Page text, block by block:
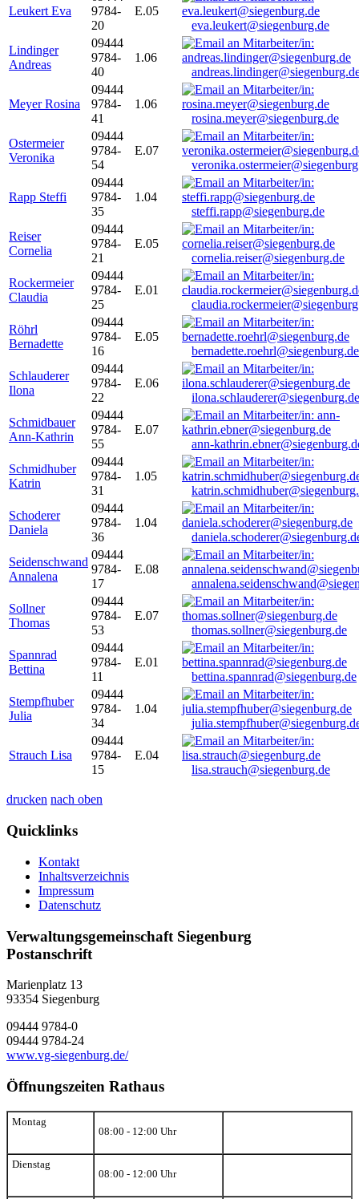
Leukert Eva
9784-
20
E.05
eva.leukert@siegenburg.de
Lindinger
Andreas
09444
9784-
40
1.06
Meyer Rosina
09444
9784-
41
1.06
rosina.meyer@siegenburg.de
Ostermeier
Veronika
09444
9784-
54
E.07
Rapp Steffi
09444
9784-
35
1.04
steffi.rapp@siegenburg.de
Reiser
Cornelia
09444
9784-
21
E.05
cornelia.reiser@siegenburg.de
Rockermeier
Claudia
09444
9784-
25
E.01
Röhrl
Bernadette
09444
9784-
16
E.05
bernadette.roehrl@siegenburg.de
Schlauderer
Ilona
09444
9784-
22
E.06
ilona.schlauderer@siegenburg.de
Schmidbauer
Ann-Kathrin
09444
9784-
55
E.07
ann-
Schmidhuber
Katrin
09444
9784-
31
1.05
Schoderer
Daniela
09444
9784-
36
1.04
Seidenschwand
Annalena
09444
9784-
17
E.08
Sollner
Thomas
09444
9784-
53
E.07
thomas.sollner@siegenburg.de
Spannrad
Bettina
09444
9784-
11
E.01
bettina.spannrad@siegenburg.de
Stempfhuber
Julia
09444
9784-
34
1.04
Strauch Lisa
09444
9784-
15
E.04
lisa.strauch@siegenburg.de
drucken nach oben
Quicklinks
Kontakt
Inhaltsverzeichnis
Impressum
Datenschutz
Verwaltungsgemeinschaft Siegenburg
Postanschrift
Marienplatz 13
93354 Siegenburg
09444 9784-0
09444 9784-24
www.vg-siegenburg.de/
Öffnungszeiten Rathaus
Montag
08:00 - 12:00 Uhr
Dienstag
08:00 - 12:00 Uhr